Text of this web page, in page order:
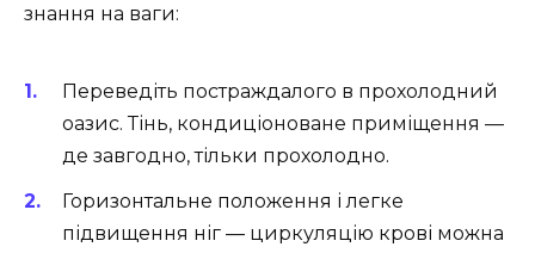
знання на ваги:
Переведіть постраждалого в прохолодний
оазис. Тінь, кондиціоноване приміщення —
де завгодно, тільки прохолодно.
Горизонтальне положення і легке
підвищення ніг — циркуляцію крові можна